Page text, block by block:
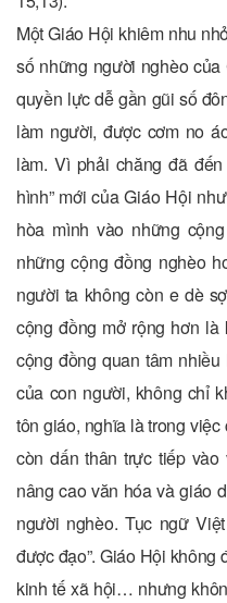
Một Giáo Hội khiêm nhu
số những người nghèo
quyền lực dễ gần gũi số
làm người, được cơm no
làm. Vì phải chăng đã
hình” mới của Giáo Hội
hòa mình vào những
những cộng đồng nghèo
người ta không còn e dè
cộng đồng mở rộng hơn
cộng đồng quan tâm
của con người, không chỉ
tôn giáo, nghĩa là trong
còn dấn thân trực tiếp
nâng cao văn hóa và giáo
người nghèo. Tục ngữ
được đạo”. Giáo Hội không
kinh tế xã hội… nhưng